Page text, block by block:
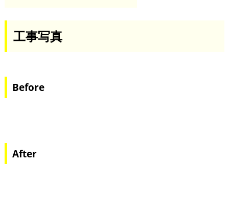
工事写真
Before
After